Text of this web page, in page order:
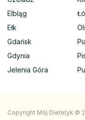
Elbląg
Ełk
Gdańsk
Gdynia
Jelenia Góra
Copyright Mój Dietetyk ©